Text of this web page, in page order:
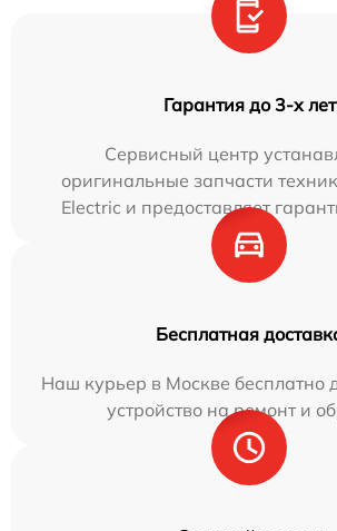
Гарантия до 3-х лет
Сервисный центр
оригинальные запчасти
Electric и предоставляет
Бесплатная
Наш курьер в Москве бесплатно
устройство на ремонт и